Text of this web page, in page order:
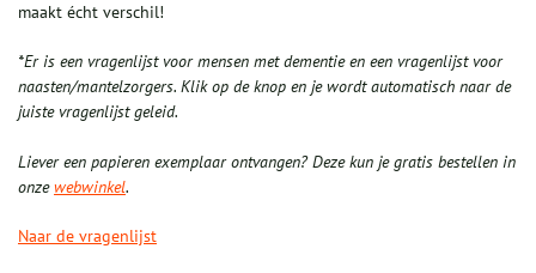
maakt écht verschil!
*Er is een vragenlijst voor mensen met dementie en een vragenlijst voor
naasten/mantelzorgers. Klik op de knop en je wordt automatisch naar de
juiste vragenlijst geleid.
Liever een papieren exemplaar ontvangen? Deze kun je gratis bestellen in
onzewebwinkel.
Naar de vragenlijst